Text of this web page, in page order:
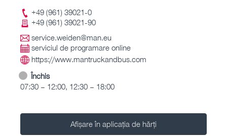
+49 (961) 39021-0
+49 (961) 39021-90
service.weiden@man.eu
serviciul de programare online
https://www.mantruckandbus.com
Închis
07:30 – 12:00, 12:30 – 18:00
Afișare în aplicația de hărți